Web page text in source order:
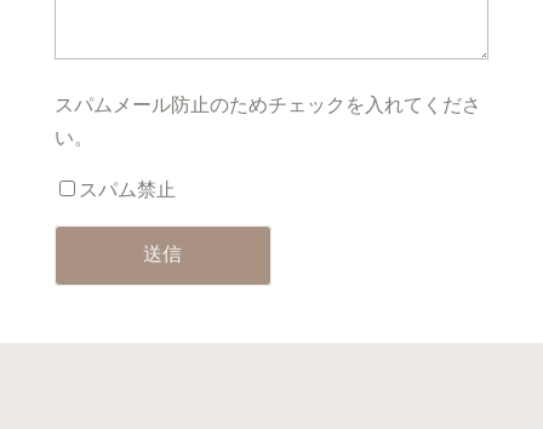
スパムメール防止のためチェックを入れてくださ
い。
スパム禁止